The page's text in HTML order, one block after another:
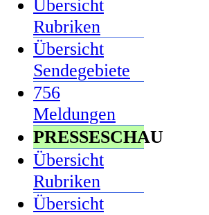
Übersicht
Rubriken
Übersicht
Sendegebiete
756
Meldungen
PRESSESCHAU
Übersicht
Rubriken
Übersicht